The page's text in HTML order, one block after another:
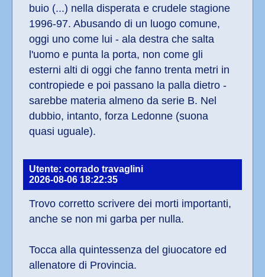
buio (...) nella disperata e crudele stagione
1996-97. Abusando di un luogo comune,
oggi uno come lui - ala destra che salta
l'uomo e punta la porta, non come gli
esterni alti di oggi che fanno trenta metri in
contropiede e poi passano la palla dietro -
sarebbe materia almeno da serie B. Nel
dubbio, intanto, forza Ledonne (suona
quasi uguale).
Utente: corrado travaglini
2026-08-06 18:22:35
Trovo corretto scrivere dei morti importanti,
anche se non mi garba per nulla.
Tocca alla quintessenza del giuocatore ed
allenatore di Provincia.